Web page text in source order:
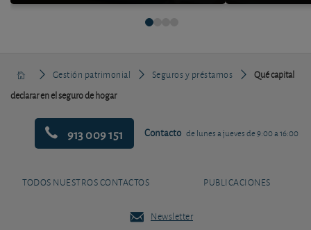
Gestión patrimonial Seguros y préstamos
Qué capital
declarar en el seguro de hogar
913 009 151 Contacto de lunes a jueves de 9:00 a 16:00
TODOS NUESTROS CONTACTOS PUBLICACIONES
Newsletter